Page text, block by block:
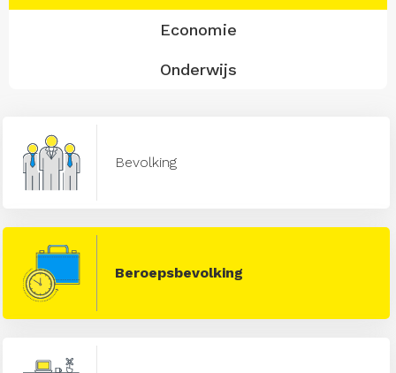
Economie
Onderwijs
Bevolking
Beroepsbevolking